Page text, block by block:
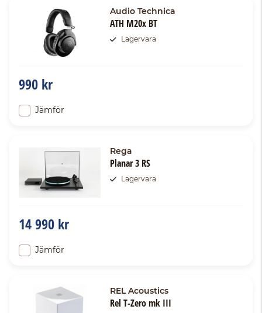
Audio Technica
ATH M20x BT
Lagervara
990 kr
Jämför
Rega
Planar 3 RS
Lagervara
14 990 kr
Jämför
REL Acoustics
Rel T-Zero mk III